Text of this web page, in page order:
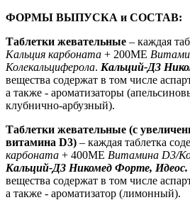
ФОРМЫ ВЫПУСКА и СОСТАВ:
Таблетки жевательные – каждая
Кальция карбоната + 200МЕ
Колекальциферола. Кальций-Д3
вещества содержат в том числе
а также - ароматизаторы
клубнично-арбузный).
Таблетки жевательные (с
витамина D3) – каждая таблетка
карбоната + 400МЕ Витамина D3/
Кальций-Д3 Никомед Форте, Идеос.
вещества содержат в том числе
а также - ароматизатор (лимонный).